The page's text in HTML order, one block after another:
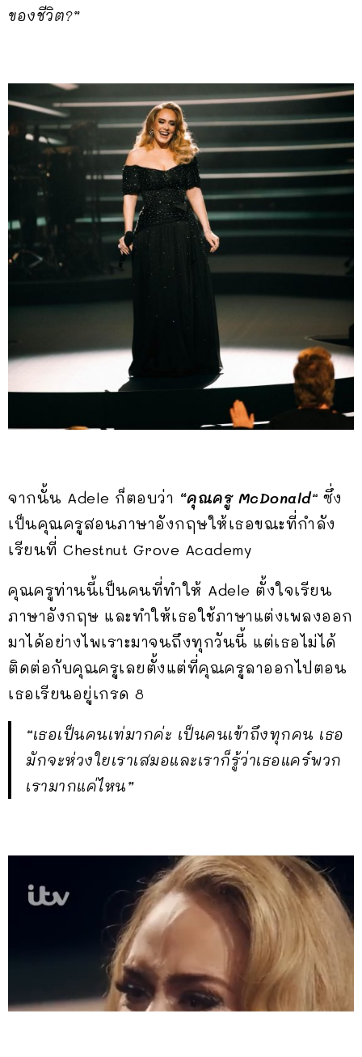
ของชีวิต?”
จากนั้น Adele ก็ตอบว่า “คุณครู McDonald“ ซึ่ง
เป็นคุณครูสอนภาษาอังกฤษให้เธอขณะที่กำลัง
เรียนที่ Chestnut Grove Academy
คุณครูท่านนี้เป็นคนที่ทำให้ Adele ตั้งใจเรียน
ภาษาอังกฤษ และทำให้เธอใช้ภาษาแต่งเพลงออก
มาได้อย่างไพเราะมาจนถึงทุกวันนี้ แต่เธอไม่ได้
ติดต่อกับคุณครูเลยตั้งแต่ที่คุณครูลาออกไปตอน
เธอเรียนอยู่เกรด 8
“เธอเป็นคนเท่มากค่ะ เป็นคนเข้าถึงทุกคน เธอ
มักจะห่วงใยเราเสมอและเราก็รู้ว่าเธอแคร์พวก
เรามากแค่ไหน”